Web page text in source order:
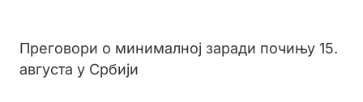
Преговори о минималној заради почињу 15.
августа у Србији